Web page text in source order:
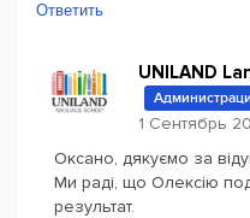
Ответить
UNILAND
1 Сентябрь
Оксано, дякуємо за
Ми раді, що Олексію
результат.